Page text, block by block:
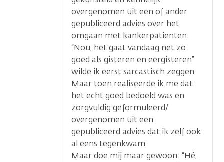
overgenomen uit een of ander
gepubliceerd advies over het
omgaan met kankerpatienten.
“Nou, het gaat vandaag net zo
goed als gisteren en eergisteren”
wilde ik eerst sarcastisch zeggen.
Maar toen realiseerde ik me dat
het echt goed bedoeld was en
zorgvuldig geformuleerd/
overgenomen uit een
gepubliceerd advies dat ik zelf ook
al eens tegenkwam.
Maar doe mij maar gewoon: “Hé,